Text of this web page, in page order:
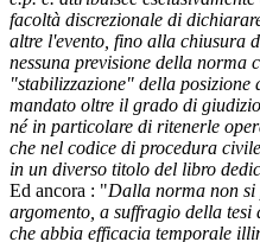
facoltà discrezionale di
altre l'evento, fino alla chiusura
nessuna previsione della norma
"stabilizzazione" della
mandato oltre il grado di
né in particolare di ritenerle
che nel codice di procedura
in un diverso titolo del libro
Ed ancora : "Dalla norma non si
argomento, a suffragio della
che abbia efficacia temporale